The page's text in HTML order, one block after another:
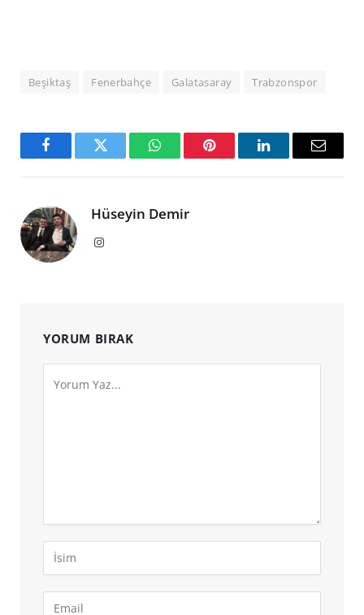
Beşiktaş Fenerbahçe Galatasaray Trabzonspor
FacebookTwitter WhatsAppPinterest LinkedInEmail
Hüseyin Demir
Instagram
YORUM BIRAK